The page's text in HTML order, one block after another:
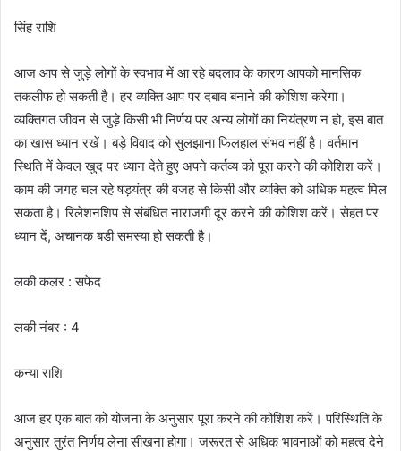
सिंह राशि
आज आप से जुड़े लोगों के स्वभाव में आ रहे बदलाव के कारण आपको मानसिक
तकलीफ हो सकती है। हर व्यक्ति आप पर दबाव बनाने की कोशिश करेगा।
व्यक्तिगत जीवन से जुड़े किसी भी निर्णय पर अन्य लोगों का नियंत्रण न हो, इस बात
का खास ध्यान रखें। बड़े विवाद को सुलझाना फिलहाल संभव नहीं है। वर्तमान
स्थिति में केवल खुद पर ध्यान देते हुए अपने कर्तव्य को पूरा करने की कोशिश करें।
काम की जगह चल रहे षड़यंत्र की वजह से किसी और व्यक्ति को अधिक महत्व मिल
सकता है। रिलेशनशिप से संबंधित नाराजगी दूर करने की कोशिश करें। सेहत पर
ध्यान दें, अचानक बडी समस्या हो सकती है।
लकी कलर : सफेद
लकी नंबर : 4
कन्या राशि
आज हर एक बात को योजना के अनुसार पूरा करने की कोशिश करें। परिस्थिति के
अनुसार तुरंत निर्णय लेना सीखना होगा। जरूरत से अधिक भावनाओं को महत्व देने